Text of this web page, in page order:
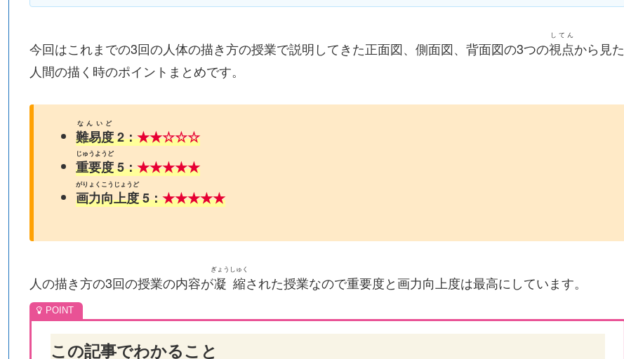
今回はこれまでの3回の人体の描き方の授業で説明してきた正面図、側面図、背面図の3つの視点
してん
から見た
人間の描く時のポイントまとめです。
難易度
なんいど
2：★★☆☆☆
重要度
じゅうようど
5：★★★★★
画力向上度
がりょくこうじょうど
5：★★★★★
人の描き方の3回の授業の内容が凝縮
ぎょうしゅく
された授業なので重要度と画力向上度は最高にしています。
この記事でわかること